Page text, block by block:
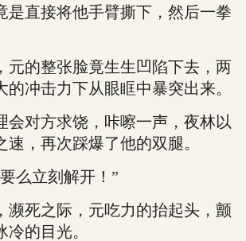
是直接将他手臂撕下，然后一拳
的整张脸竟生生凹陷下去，两
的冲击力下从眼眶中暴突出来。
对方求饶，咔嚓一声，夜林以
速，再次踩爆了他的双腿。
立刻解开！”
死之际，元吃力的抬起头，颤
的目光。